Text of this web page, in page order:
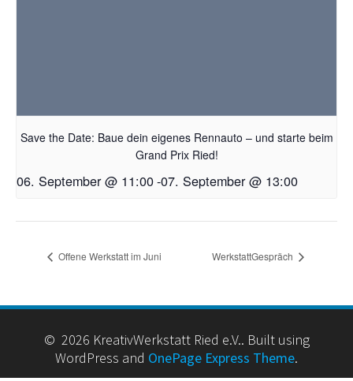
Save the Date: Baue dein eigenes Rennauto – und starte beim
Grand Prix Ried!
06. September @ 11:00-07. September @ 13:00
Offene Werkstatt im Juni WerkstattGespräch
© 2026 KreativWerkstatt Ried e.V.. Built using
WordPress and OnePage Express Theme.